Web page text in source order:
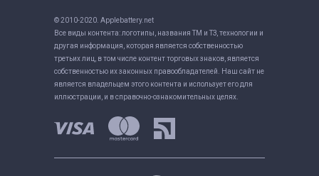
© 2010-2020. Applebattery.net
Все виды контента: логотипы, названия ТМ и ТЗ, технологии и
другая информация, которая является собственностью
третьих лиц, в том числе контент торговых знаков, является
собственностью их законных правообладателей. Наш сайт не
является владельцем этого контента и использует его для
иллюстрации, и в справочно-ознакомительных целях.